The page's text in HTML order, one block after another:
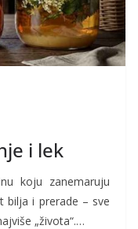
i lek
koju zanemaruju
bilja i prerade – sve
„života“.…